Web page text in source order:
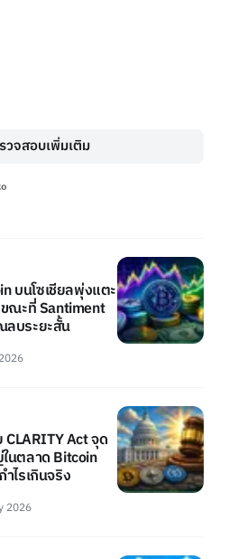
วจสอบเพิ่มเติม
บนโซเชียลพุ่งแตะ
ณะที่ Santiment
บระยะสั้น
Act จุด
นตลาด Bitcoin
ไรเกินจริง
2026